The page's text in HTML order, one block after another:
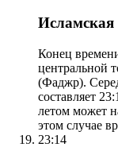
Исламская
Конец
центральной
(Фаджр).
составляет
летом может
этом случае
23:14